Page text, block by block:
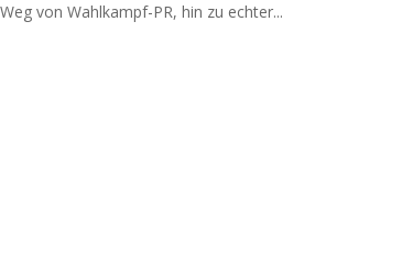
von Wahlkampf-PR, hin zu echter...